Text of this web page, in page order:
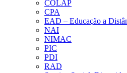
COLAP
CPA
EAD – Educação a
NAI
NIMAC
PIC
PDI
RAD